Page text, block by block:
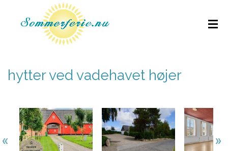
hytter ved vadehavet højer